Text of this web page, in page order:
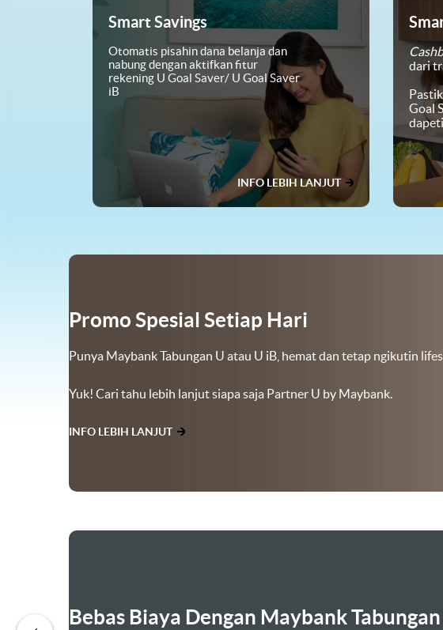
Smart Savings
Otomatis pisahin dana belanja dan
nabung dengan aktifkan fitur
rekening U Goal Saver/ U Goal Saver
iB
INFO LEBIH LANJUT
dari
Goal
Promo Spesial Setiap Hari
Punya Maybank Tabungan U atau U iB, hemat dan tetap ngikutin
Yuk! Cari tahu lebih lanjut siapa saja Partner U by Maybank.
INFO LEBIH LANJUT
Bebas Biaya Tarik Tunai di ATM bank